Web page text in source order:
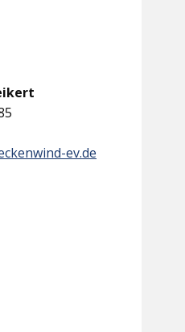
ev.de